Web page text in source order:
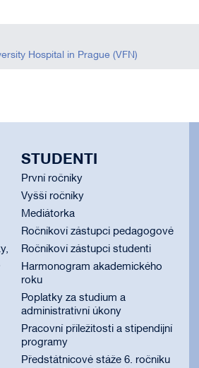
Hospital in Prague (VFN)
STUDENTI
První ročníky
Vyšší ročníky
Mediátorka
Ročníkoví zástupci pedagogové
Ročníkoví zástupci studenti
Harmonogram akademického
roku
Poplatky za studium a
administrativní úkony
Pracovní příležitosti a stipendijní
programy
Předstátnicové stáže 6. ročníku